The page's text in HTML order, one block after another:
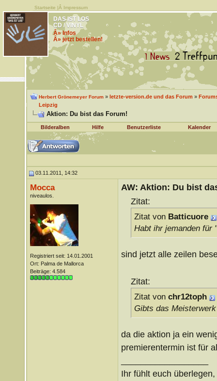
Startseite |Â Impressum
DAS IST LOS
CD / VINYL
Â» Infos
Â» jetzt bestellen!
Herbert Grönemeyer Forum» letzte-version.de und das Forum »
Leipzig
Aktion: Du bist das Forum!
Bilderalben Hilfe Benutzerliste Kalender
03.11.2011, 14:32
Mocca
niveaulos.
Registriert seit: 14.01.2001
Ort: Palma de Mallorca
Beiträge: 4.584
AW: Aktion: Du bist
Zitat:
Zitat von Batticuore
Habt ihr jemanden für
sind jetzt alle zeilen
Zitat:
Zitat von chr12toph
Gibts das
da die aktion ja ein
premierentermin ist für
Ihr fühlt euch überlegen,